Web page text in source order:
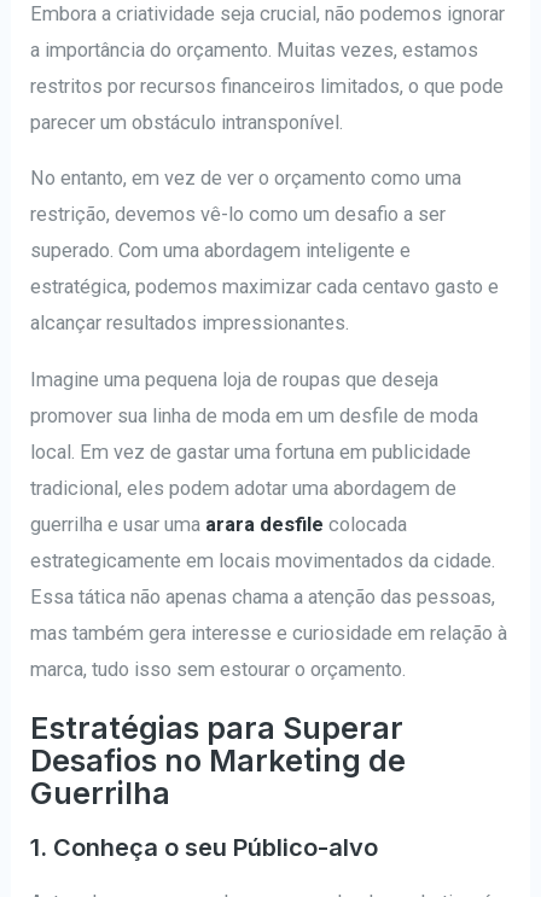
Embora a criatividade seja crucial, não podemos ignorar
a importância do orçamento. Muitas vezes, estamos
restritos por recursos financeiros limitados, o que pode
parecer um obstáculo intransponível.
No entanto, em vez de ver o orçamento como uma
restrição, devemos vê-lo como um desafio a ser
superado. Com uma abordagem inteligente e
estratégica, podemos maximizar cada centavo gasto e
alcançar resultados impressionantes.
Imagine uma pequena loja de roupas que deseja
promover sua linha de moda em um desfile de moda
local. Em vez de gastar uma fortuna em publicidade
tradicional, eles podem adotar uma abordagem de
guerrilha e usar uma arara desfile colocada
estrategicamente em locais movimentados da cidade.
Essa tática não apenas chama a atenção das pessoas,
mas também gera interesse e curiosidade em relação à
marca, tudo isso sem estourar o orçamento.
Estratégias para Superar
Desafios no Marketing de
Guerrilha
1. Conheça o seu Público-alvo